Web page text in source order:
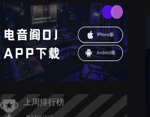
上周排行榜